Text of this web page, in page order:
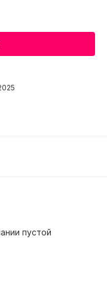
пустой